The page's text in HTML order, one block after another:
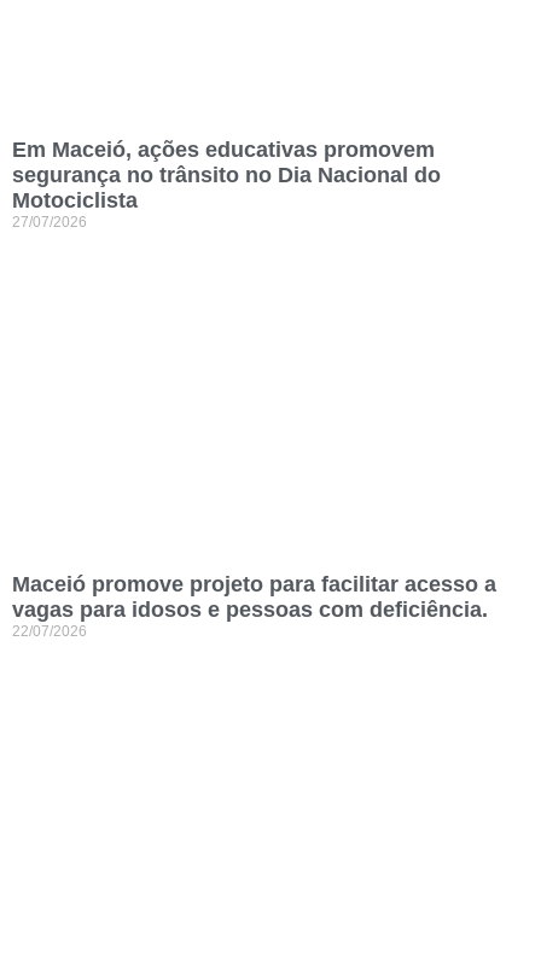
Em Maceió, ações educativas promovem
segurança no trânsito no Dia Nacional do
Motociclista
27/07/2026
Maceió promove projeto para facilitar acesso a
vagas para idosos e pessoas com deficiência.
22/07/2026